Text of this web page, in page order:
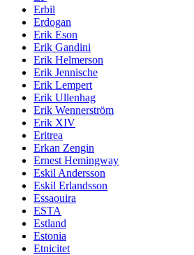
Erbil
Erdogan
Erik Eson
Erik Gandini
Erik Helmerson
Erik Jennische
Erik Lempert
Erik Ullenhag
Erik Wennerström
Erik XIV
Eritrea
Erkan Zengin
Ernest Hemingway
Eskil Andersson
Eskil Erlandsson
Essaouira
ESTA
Estland
Estonia
Etnicitet